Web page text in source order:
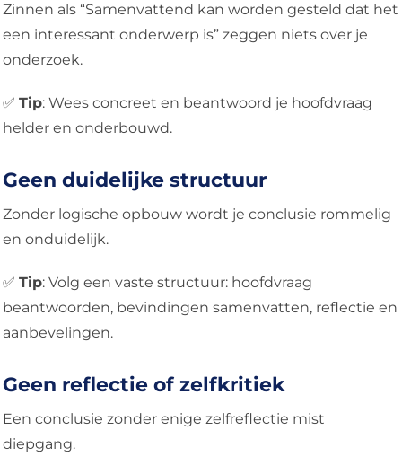
Zinnen als “Samenvattend kan worden gesteld dat het
een interessant onderwerp is” zeggen niets over je
onderzoek.
✅Tip: Wees concreet en beantwoord je hoofdvraag
helder en onderbouwd.
Geen duidelijke structuur
Zonder logische opbouw wordt je conclusie rommelig
en onduidelijk.
✅Tip: Volg een vaste structuur: hoofdvraag
beantwoorden, bevindingen samenvatten, reflectie en
aanbevelingen.
Geen reflectie of zelfkritiek
Een conclusie zonder enige zelfreflectie mist
diepgang.